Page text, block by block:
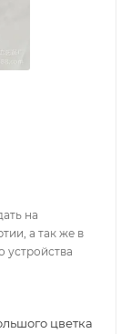
на
а так же в
устройства
цветка